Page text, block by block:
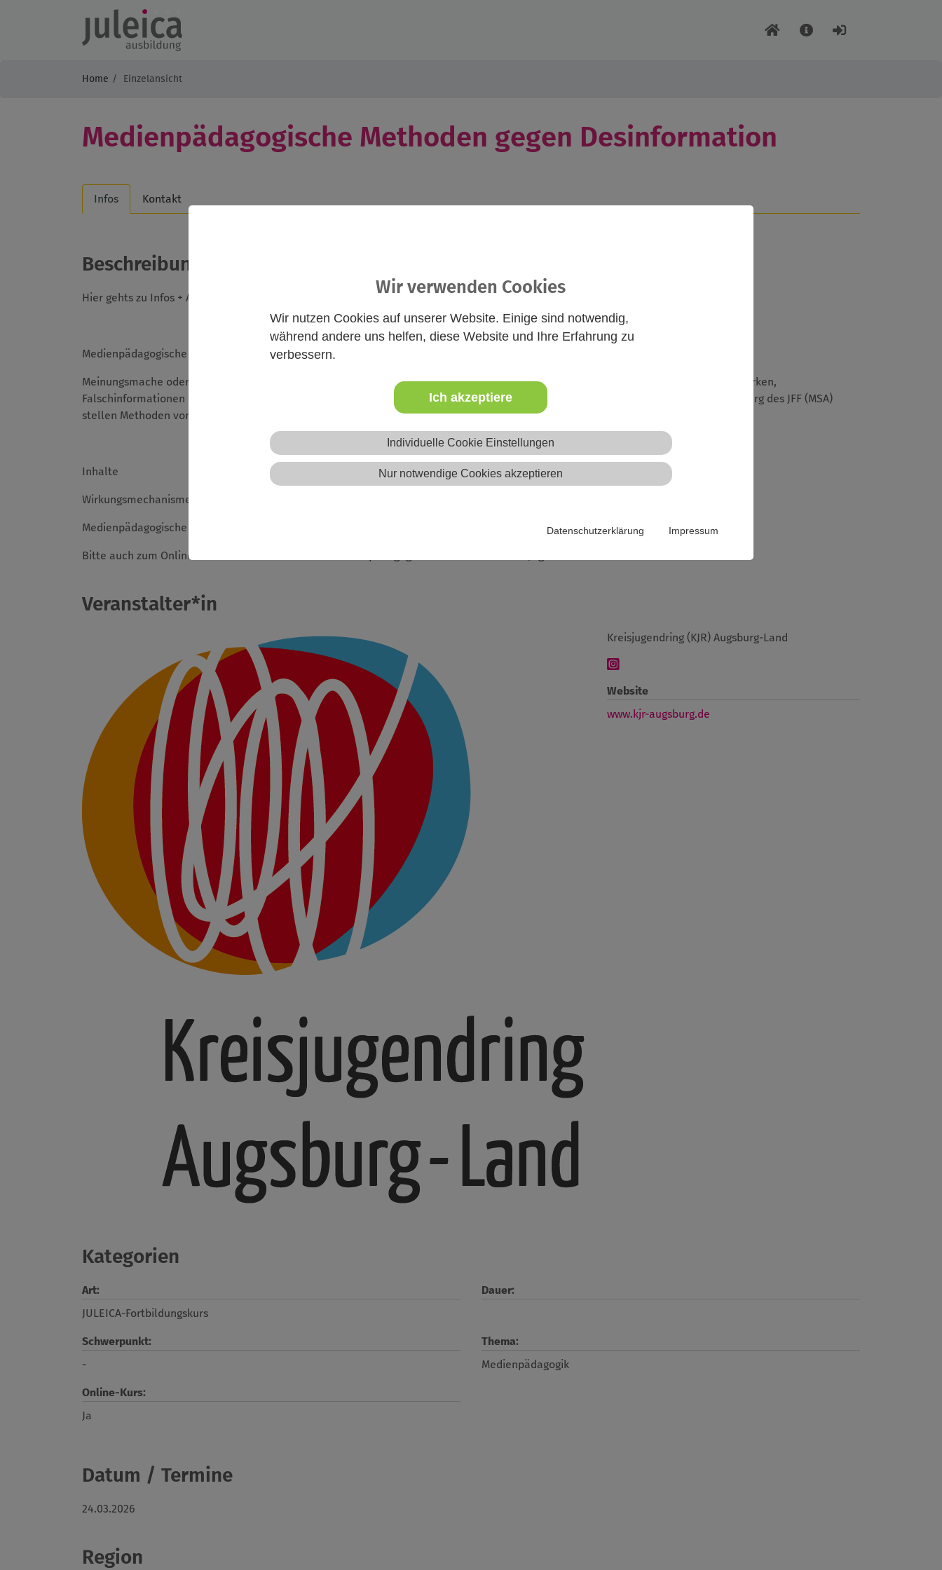
Wir verwenden Cookies
Wir nutzen Cookies auf unserer Website. Einige sind notwendig,
während andere uns helfen, diese Website und Ihre Erfahrung zu
verbessern.
Ich akzeptiere
Individuelle Cookie Einstellungen
Nur notwendige Cookies akzeptieren
Datenschutzerklärung Impressum
Home Einzelansicht
Medienpädagogische Methoden gegen Desinformation
Infos Kontakt
Beschreibung
Hier gehts zu Infos + Anmeldung:
Medienpädagogische Methoden gegen Desinformation
Meinungsmache oder Fakten? Propaganda oder Journalismus? Wahrheit oder Lüge? KI oder nicht? Wie kann man Jugendliche darin stärken,
Falschinformationen in ihren Newsfeeds zu erkennen und aufzudecken? Medienpädagogische Referent*innen der Medienstelle Augsburg des JFF (MSA)
stellen Methoden vor, um Jugendliche für Desinformation zu sensibilisieren
Inhalte
Wirkungsmechanismen von Desinformation und Medieninhalten
Medienpädagogische Methoden und Materialien gegen Desinformation
Bitte auch zum Online Seminar "Medienreflexion: Medienpädagogische Methoden für die Jugendarbeit" anmelden!
Veranstalter*in
Kreisjugendring (KJR) Augsburg-Land
Website
www.kjr-augsburg.de
Kategorien
Art:
JULEICA-Fortbildungskurs
Dauer:
Schwerpunkt:
-
Thema:
Medienpädagogik
Online-Kurs:
Ja
Datum / Termine
24.03.2026
Region